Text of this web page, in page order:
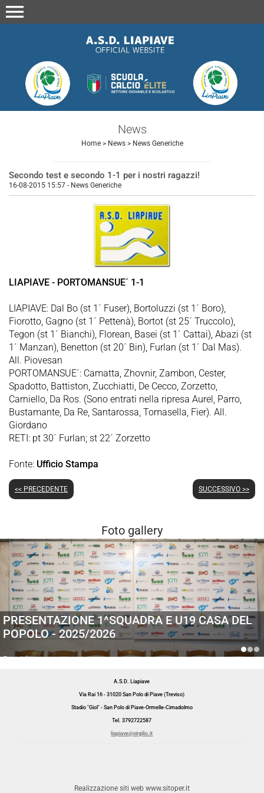
menu
News
Home> News> News Generiche
Secondo test e secondo 1-1 per i nostri ragazzi!
16-08-2015 15:57 - News Generiche
LIAPIAVE - PORTOMANSUE´ 1-1
LIAPIAVE: Dal Bo (st 1´ Fuser), Bortoluzzi (st 1´ Boro),
Fiorotto, Gagno (st 1´ Pettenà), Bortot (st 25´ Truccolo),
Tegon (st 1´ Bianchi), Florean, Basei (st 1´ Cattai), Abazi (st
1´ Manzan), Benetton (st 20´ Bin), Furlan (st 1´ Dal Mas).
All. Piovesan
PORTOMANSUE´: Camatta, Zhovnir, Zambon, Cester,
Spadotto, Battiston, Zucchiatti, De Cecco, Zorzetto,
Carniello, Da Ros. (Sono entrati nella ripresa Aurel, Parro,
Bustamante, Da Re, Santarossa, Tomasella, Fier). All.
Giordano
RETI: pt 30´ Furlan; st 22´ Zorzetto
Fonte: Ufficio Stampa
<< PRECEDENTE SUCCESSIVO >>
Foto gallery
PRESENTAZIONE 1^SQUADRA E U19 CASA DEL
POPOLO - 2025/2026
Generiche
A.S.D. Liapiave
Via Rai 16 - 31020 San Polo di Piave (Treviso)
Stadio "Giol" - San Polo di Piave-Ormelle-Cimadolmo
Tel. 3792722587
liapiave@virgilio.it
Realizzazione siti web www.sitoper.it